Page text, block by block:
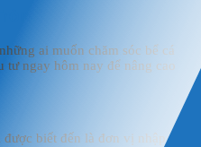
ai muốn chăm sóc bể cá
ngay hôm nay để nâng cao
biết đến là đơn vị nhập